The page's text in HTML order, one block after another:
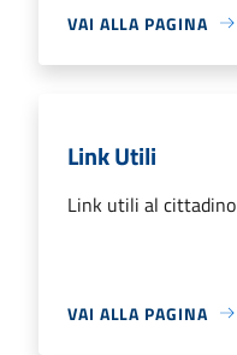
VAI ALLA PAGINA
Link Utili
Link utili al cittadino
VAI ALLA PAGINA